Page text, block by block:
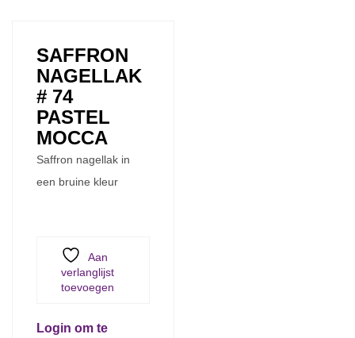
SAFFRON
NAGELLAK
# 74
PASTEL
MOCCA
Saffron nagellak in
een bruine kleur
Aan
verlanglijst
toevoegen
Login om te